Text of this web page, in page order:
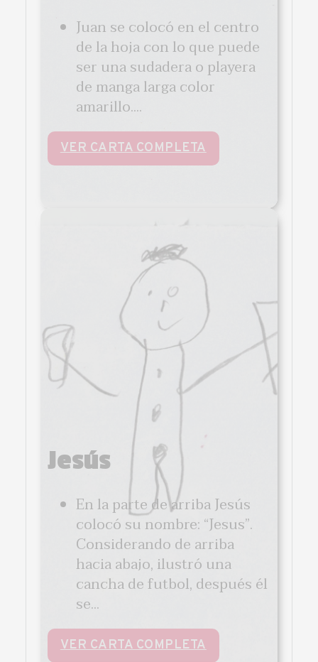
Juan se colocó en el centro
de la hoja con lo que puede
ser una sudadera o playera
de manga larga color
amarillo....
VER CARTA COMPLETA
Jesús
En la parte de arriba Jesús
colocó su nombre: “Jesus”.
Considerando de arriba
hacia abajo, ilustró una
cancha de futbol, después él
se...
VER CARTA COMPLETA